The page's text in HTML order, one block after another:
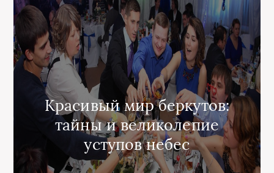
Красивый мир беркутов:
тайны и великолепие
уступов небес